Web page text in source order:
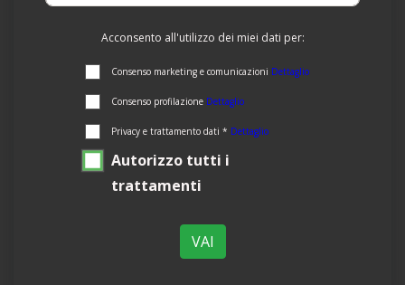
Acconsento all'utilizzo dei miei dati per:
Consenso marketing e comunicazioni Dettaglio
Consenso profilazione Dettaglio
Privacy e trattamento dati * Dettaglio
Autorizzo tutti i
trattamenti
VAI